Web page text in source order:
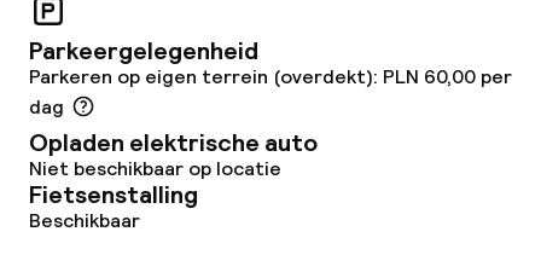
Dinerbuffet
Diner à la carte
Diner, vast menu
Roomservice
Parkeergelegenheid
Parkeren op eigen terrein (overdekt): PLN 60,00 per
dag
Opladen elektrische auto
Niet beschikbaar op locatie
Fietsenstalling
Beschikbaar